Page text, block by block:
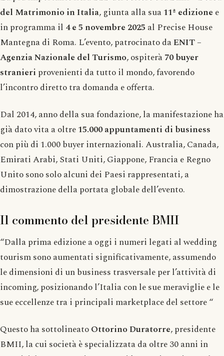
del Matrimonio in Italia, giunta alla sua11ª edizione e
in programma il 4 e 5 novembre 2025 al Precise House
Mantegna di Roma. L’evento, patrocinato daENIT –
Agenzia Nazionale del Turismo, ospiterà70 buyer
stranieri provenienti da tutto il mondo, favorendo
l’incontro diretto tra domanda e offerta.
Dal 2014, anno della sua fondazione, la manifestazione ha
già dato vita a oltre15.000 appuntamenti di business
con più di 1.000 buyer internazionali. Australia, Canada,
Emirati Arabi, Stati Uniti, Giappone, Francia e Regno
Unito sono solo alcuni dei Paesi rappresentati, a
dimostrazione della portata globale dell’evento.
Il commento del presidente BMII
“Dalla prima edizione a oggi i numeri legati al wedding
tourism sono aumentati significativamente, assumendo
le dimensioni di un business trasversale per l’attività di
incoming, posizionando l’Italia con le sue meraviglie e le
sue eccellenze tra i principali marketplace del settore “
Questo ha sottolineatoOttorino Duratorre, presidente
BMII, la cui società è specializzata da oltre 30 anni in